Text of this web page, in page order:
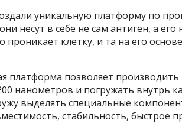
уникальную платформу по
несут в себе не сам антиген, а
клетку, и та на его
платформа позволяет производить
нанометров и погружать внутрь
выделять специальные
стабильность, быст­рое